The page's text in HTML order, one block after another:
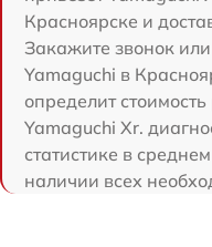
Красноярске и
Закажите звонок
Yamaguchi в
определит
Yamaguchi Xr.
статистике в
наличии всех